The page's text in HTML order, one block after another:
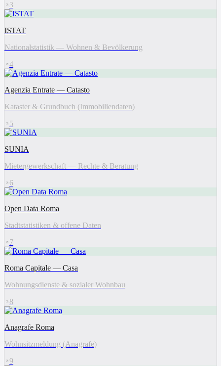
3
ISTAT
Nationalstatistik — Wohnen & Bevölkerung
4
Agenzia Entrate — Catasto
Kataster & Grundbuch (Immobiliendaten)
5
SUNIA
Mietergewerkschaft — Rechte & Beratung
6
Open Data Roma
Stadtstatistiken & offene Daten
7
Roma Capitale — Casa
Wohnungsdienste & sozialer Wohnbau
8
Anagrafe Roma
Wohnsitzmeldung (Anagrafe)
9